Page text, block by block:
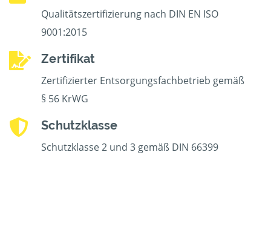
Qualitätszertifizierung nach DIN EN ISO
9001:2015
Zertifikat
Zertifizierter Entsorgungsfachbetrieb gemäß
§ 56 KrWG
Schutzklasse
Schutzklasse 2 und 3 gemäß DIN 66399